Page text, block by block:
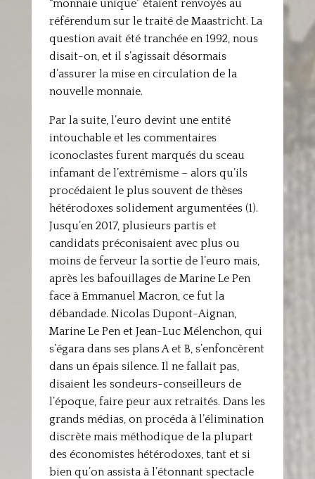
“monnaie unique” étaient renvoyés au
référendum sur le traité de Maastricht. La
question avait été tranchée en 1992, nous
disait-on, et il s’agissait désormais
d’assurer la mise en circulation de la
nouvelle monnaie.
Par la suite, l’euro devint une entité
intouchable et les commentaires
iconoclastes furent marqués du sceau
infamant de l’extrémisme – alors qu’ils
procédaient le plus souvent de thèses
hétérodoxes solidement argumentées (1).
Jusqu’en 2017, plusieurs partis et
candidats préconisaient avec plus ou
moins de ferveur la sortie de l’euro mais,
après les bafouillages de Marine Le Pen
face à Emmanuel Macron, ce fut la
débandade. Nicolas Dupont-Aignan,
Marine Le Pen et Jean-Luc Mélenchon, qui
s’égara dans ses plans A et B, s’enfoncèrent
dans un épais silence. Il ne fallait pas,
disaient les sondeurs-conseilleurs de
l’époque, faire peur aux retraités. Dans les
grands médias, on procéda à l’élimination
discrète mais méthodique de la plupart
des économistes hétérodoxes, tant et si
bien qu’on assista à l’étonnant spectacle